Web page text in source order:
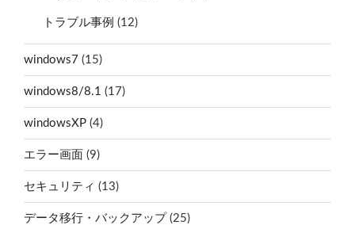
トラブル事例 (12)
windows7 (15)
windows8/8.1 (17)
windowsXP (4)
エラー画面 (9)
セキュリティ (13)
データ移行・バックアップ(25)